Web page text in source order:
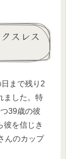
スレス
まで残り2
ました。特
39歳の彼
彼を信じき
んのカップ